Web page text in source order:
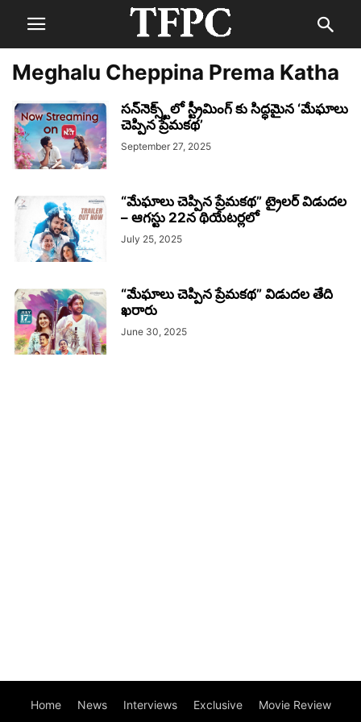
Meghalu Cheppina Prema Katha
సన్‌నెక్స్ట్‌లో స్ట్రీమింగ్ కు సిద్ధమైన ‘మేఘాలు
చెప్పిన ప్రేమకథ’
September 27, 2025
“మేఘాలు చెప్పిన ప్రేమకథ” ట్రైలర్ విడుదల
– ఆగస్టు 22న థియేటర్లలో
July 25, 2025
“మేఘాలు చెప్పిన ప్రేమకథ” విడుదల తేది
ఖరారు
June 30, 2025
Home News Interviews Exclusive Movie Review